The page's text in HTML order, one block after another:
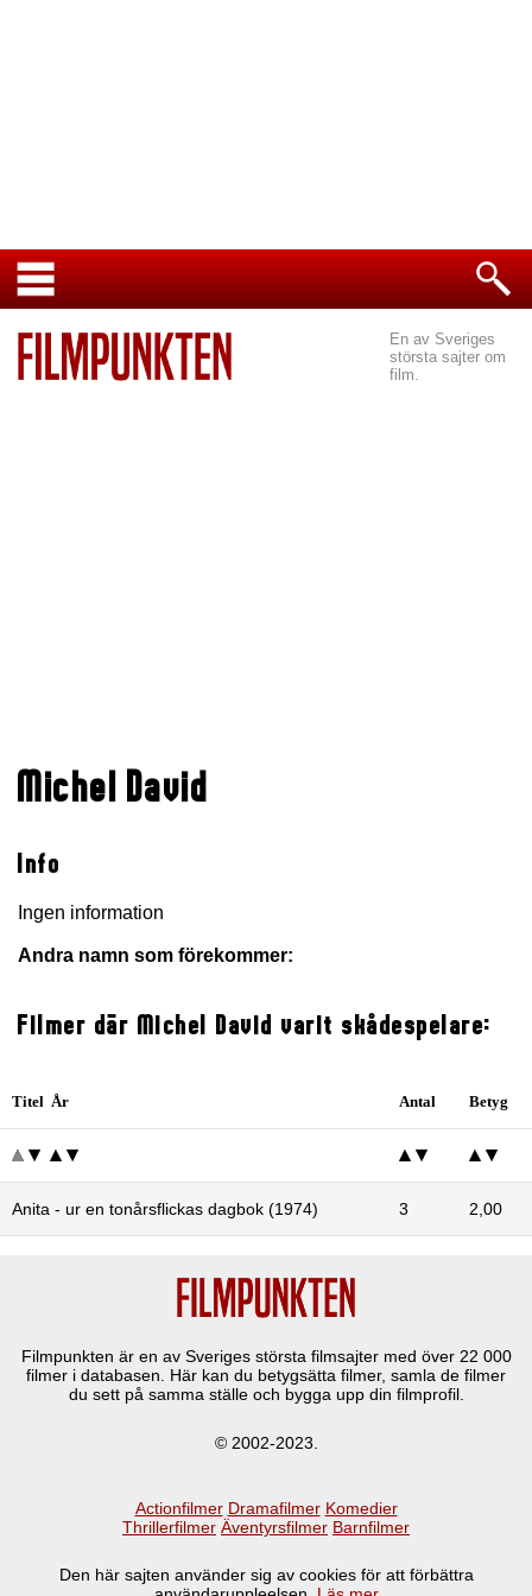
En av Sveriges
största sajter om
film.
Michel David
Info
Ingen information
Andra namn som förekommer:
Filmer där Michel David varit skådespelare:
Titel År Antal Betyg
Anita - ur en tonårsflickas dagbok (1974) 3 2,00
Filmpunkten är en av Sveriges största filmsajter med över 22 000
filmer i databasen. Här kan du betygsätta filmer, samla de filmer
du sett på samma ställe och bygga upp din filmprofil.
© 2002-2023.
Actionfilmer Dramafilmer Komedier
Thrillerfilmer Äventyrsfilmer Barnfilmer
Den här sajten använder sig av cookies för att förbättra